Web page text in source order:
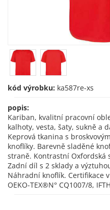
kód výrobku: ka587re-xs
popis:
Kariban, kvalitní pracovní
kalhoty, vesta, šaty, sukně a
Keprová tkanina s
knoflíky. Barevně sladěné
straně. Kontrastní
Zadní díl s 2 sklady a
Náhradní knoflík. Certifikace
OEKO-TEX®N° CQ1007/8,